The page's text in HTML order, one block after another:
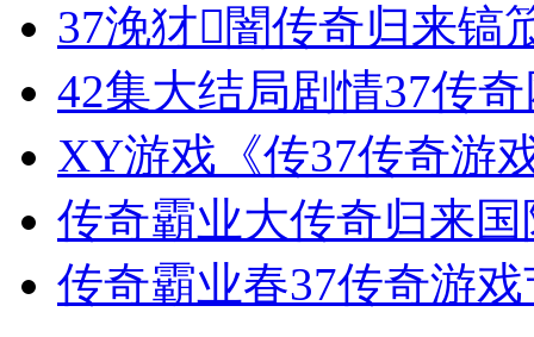
37浼犲闇传奇归来镐
42集大结局剧情37传
XY游戏《传37传奇游
传奇霸业大传奇归来
传奇霸业春37传奇游